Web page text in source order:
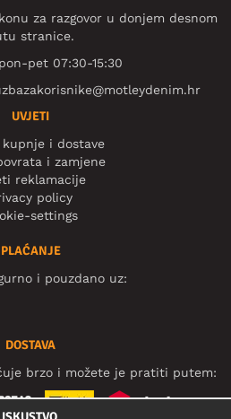
za razgovor u donjem desnom
stranice.
pet 07:30-15:30
UVJETI
i dostave
i zamjene
reklamacije
policy
settings
PLAĆANJE
i pouzdano uz:
DOSTAVA
brzo i možete je pratiti putem: